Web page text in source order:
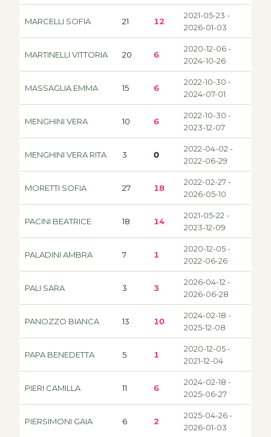
MARCELLI SOFIA 21 12
2021-05-23 -
2026-01-03
MARTINELLI VITTORIA 20 6
2020-12-06 -
2024-10-26
MASSAGLIA EMMA 15 6
2022-10-30 -
2024-07-01
MENGHINI VERA 10 6
2022-10-30 -
2023-12-07
MENGHINI VERA RITA 3 0
2022-04-02 -
2022-06-29
MORETTI SOFIA 27 18
2022-02-27 -
2026-05-10
PACINI BEATRICE 18 14
2021-05-22 -
2023-12-09
PALADINI AMBRA 7 1
2020-12-05 -
2022-06-26
PALI SARA 3 3
2026-04-12 -
2026-06-28
PANOZZO BIANCA 13 10
2024-02-18 -
2025-12-08
PAPA BENEDETTA 5 1
2020-12-05 -
2021-12-04
PIERI CAMILLA 11 6
2024-02-18 -
2025-06-27
PIERSIMONI GAIA 6 2
2025-04-26 -
2026-01-03